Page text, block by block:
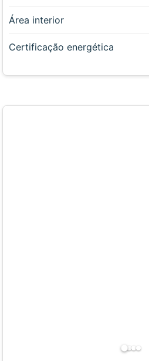
Área interior
Certificação energética